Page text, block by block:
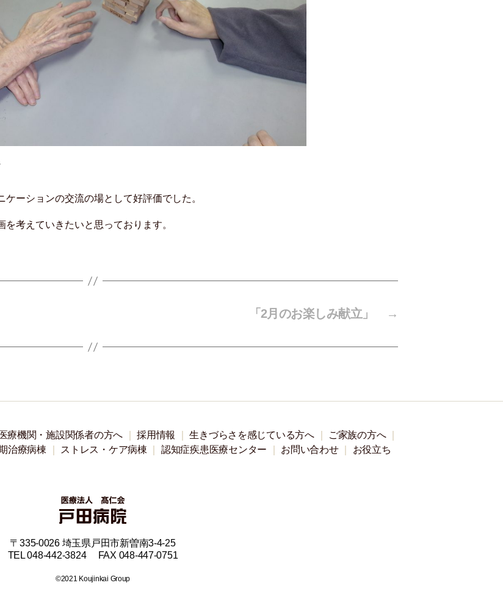
ケーションの交流の場として好評価でした。
考えていきたいと思っております。
→
「2月のお楽しみ献立」
医療機関・施設関係者の方へ 採用情報 生きづらさを感じている方へ
ご家族の方へ
治療病棟 ストレス・ケア病棟 認知症疾患医療センター お問い合わせ
お役立ち
〒335-0026 埼玉県戸田市新曽南3-4-25
TEL 048-442-3824 FAX 048-447-0751
©2021 Koujinkai Group